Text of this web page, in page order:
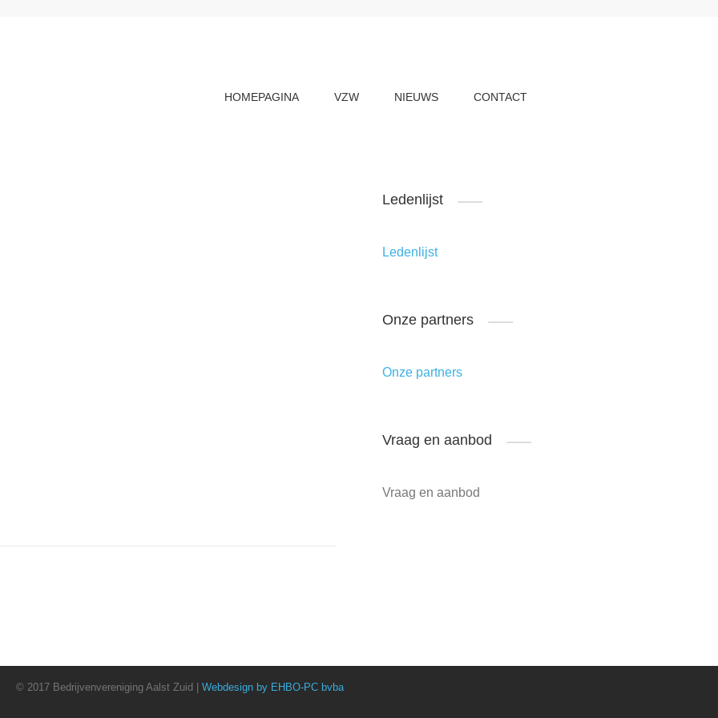
HOMEPAGINA VZW NIEUWS CONTACT
Ledenlijst
Ledenlijst
Onze partners
Onze partners
Vraag en aanbod
Vraag en aanbod
© 2017 Bedrijvenvereniging Aalst Zuid | Webdesign by EHBO-PC bvba